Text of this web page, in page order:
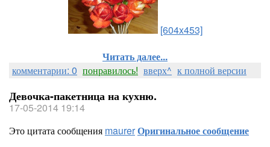
[604x453]
Читать далее...
комментарии: 0 понравилось! вверх^ к полной версии
Девочка-пакетница на кухню.
17-05-2014 19:14
Это цитата сообщения maurerОригинальное сообщение